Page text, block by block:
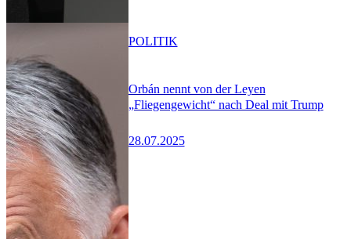
Orbán nennt von der Leyen
„Fliegengewicht“ nach Deal mit Trump
28.07.2025
POLITIK